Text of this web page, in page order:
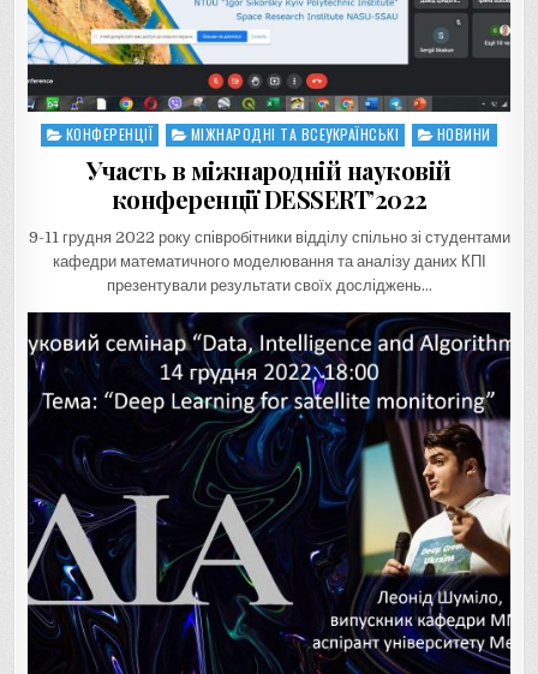
Posted
КОНФЕРЕНЦІЇ МІЖНАРОДНІ ТА ВСЕУКРАЇНСЬКІ НОВИНИ
Участь в міжнародній науковій
конференції DESSERT’2022
9-11 грудня 2022 року співробітники відділу спільно зі студентами
кафедри математичного моделювання та аналізу даних КПІ
презентували результати своїх досліджень…